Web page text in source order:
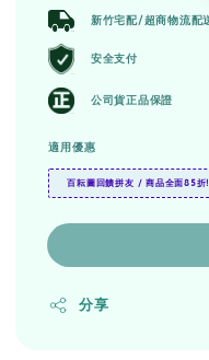
新竹宅配/超商物流配
安全支付
公司貨正品保證
適用優惠
百耘圖回饋拼友 / 商品全面85折!
分享